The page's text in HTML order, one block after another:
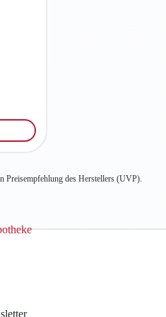
Preisempfehlung des Herstellers (UVP).